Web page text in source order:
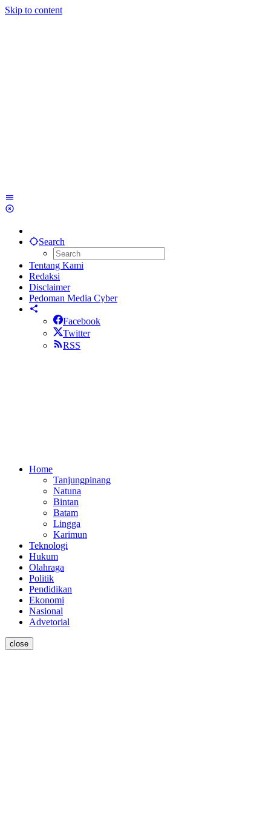
Skip to content
Search
Tentang Kami
Redaksi
Disclaimer
Pedoman Media Cyber
Facebook
Twitter
RSS
Home
Tanjungpinang
Natuna
Bintan
Batam
Lingga
Karimun
Teknologi
Hukum
Olahraga
Politik
Pendidikan
Ekonomi
Nasional
Advetorial
close